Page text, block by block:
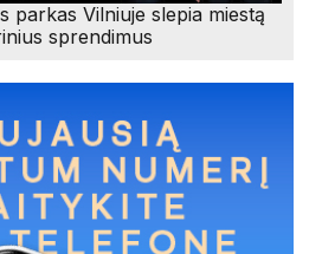
parkas Vilniuje slepia miestą
sprendimus